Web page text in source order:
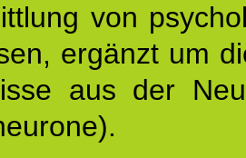
von
ergänzt um
aus der